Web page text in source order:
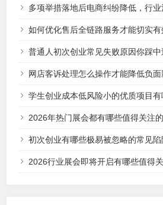
多项举措落地后电商纠纷降低，行业消费环境真的变
如何优化售后全链路服务才能切实有效提升用户
普通人初次创业常见失败原因你踩中
网店客诉处理怎么操作才能降低负面影响挽回用
学生创业成本低风险小的优质项目有哪些值
2026年热门展会都有哪些值得关注的创
初次创业有哪些极易被忽略的常见陷
2026行业展会即将开启有哪些值得关注的全